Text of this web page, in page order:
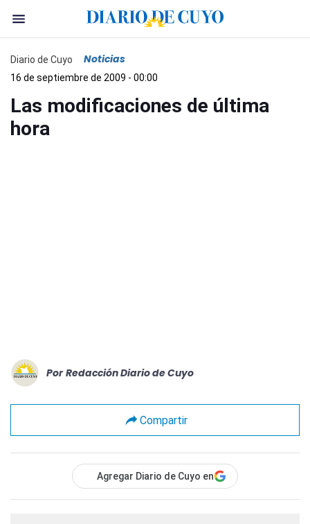
Diario de Cuyo Noticias
16 de septiembre de 2009 - 00:00
Las modificaciones de última
hora
Por Redacción Diario de Cuyo
Compartir
Agregar Diario de Cuyo en